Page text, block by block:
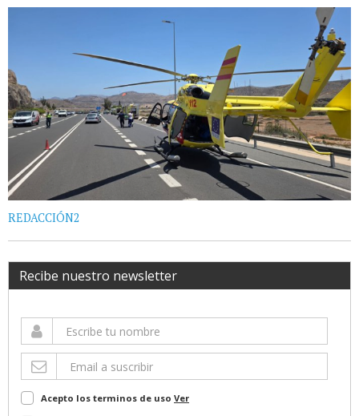
REDACCIÓN2
Recibe nuestro newsletter
Acepto los terminos de uso Ver